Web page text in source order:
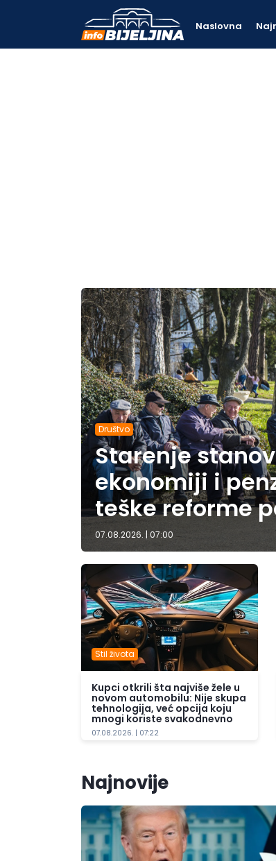
Naslovna
Društvo
Starenje
ekonomiji i
teške reforme
07.08.2026. | 07:00
Stil života
Kupci otkrili šta najviše žele u
novom automobilu: Nije skupa
tehnologija, već opcija koju
mnogi koriste svakodnevno
07.08.2026. | 07:22
Najnovije